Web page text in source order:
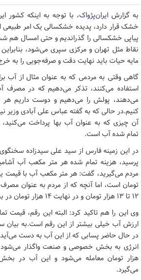
به گزارش ایران‌پژواک، با توجه به اینکه کشور
پیاپی خشکسالی را گذراندیم و حتی امسال هم
نقاط مثل تهران و مرکزی سپری می‌شود،
مایه حیات باید نهایت دقت و صرفه‌جویی را به
گاهی وقتی به مردمی که به عنوان مثال از آب
استفاده می‌کنند، تذکر می‌دهیم که در مصرف
می‌دهند، پولش را می‌دهیم و دوست داریم
کنیم.در حالی که به گفته عباس علی آبادی وزیر
آن چیزی که به عنوان آب بها پرداخت می‌کنید،
تمام شده آب است.
در این زمینه فارس از سید علی سیدزاده
پرسید، هزینه تمام شده هر متر مکعب آب
تومان است، اما آنچه که از مردم به عنوان
۱۲ تا ۱۳ هزار تومان و در نهایت ۱۴ هزار تومان در بخش خانگی است.
وی این را هم تاکید کرد: البته این رقم، قیمت
ارزش آب خیلی بیشتر از این رقم است.به بیان
در حال حاضر پسابی که از این آب به دست
هزار تومان معامله می‌شود و این آب در
می‌گیرد.